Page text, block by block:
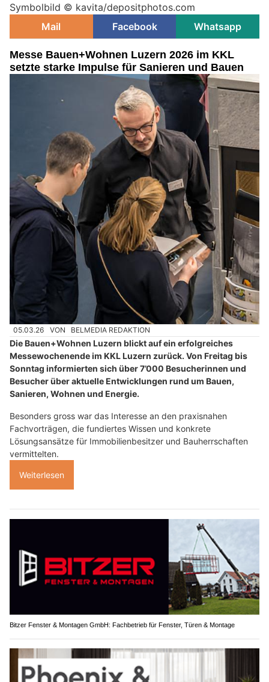
Symbolbild © kavita/depositphotos.com
Mail
Facebook Whatsapp
Messe Bauen+Wohnen Luzern 2026 im KKL
setzte starke Impulse für Sanieren und Bauen
05.03.26 VON BELMEDIA REDAKTION
Die Bauen+Wohnen Luzern blickt auf ein erfolgreiches
Messewochenende im KKL Luzern zurück. Von Freitag bis
Sonntag informierten sich über 7’000 Besucherinnen und
Besucher über aktuelle Entwicklungen rund um Bauen,
Sanieren, Wohnen und Energie.
Besonders gross war das Interesse an den praxisnahen
Fachvorträgen, die fundiertes Wissen und konkrete
Lösungsansätze für Immobilienbesitzer und Bauherrschaften
vermittelten.
Weiterlesen
Bitzer Fenster & Montagen GmbH: Fachbetrieb für Fenster, Türen & Montage